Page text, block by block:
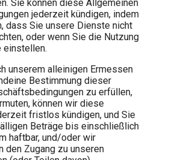
Sie können diese Allgemeinen
jederzeit kündigen, indem
dass Sie unsere Dienste nicht
oder wenn Sie die Nutzung
einstellen.
unserem alleinigen Ermessen
Bestimmung dieser
zu erfüllen,
können wir diese
fristlos kündigen, und Sie
Beträge bis einschließlich
haftbar, und/oder wir
den Zugang zu unseren